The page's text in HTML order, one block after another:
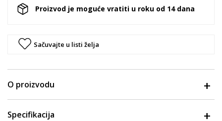
Proizvod je moguće vratiti u roku od 14 dana
Sačuvajte u listi želja
O proizvodu
Specifikacija